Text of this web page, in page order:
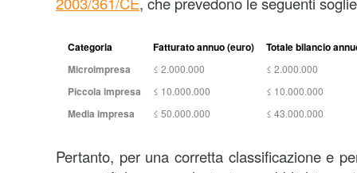
Categoria Fatturato annuo (euro)
Totale bilancio
Microimpresa
≤ 2.000.000 ≤ 2.000.000
Piccola impresa ≤ 10.000.000 ≤ 10.000.000
Media impresa ≤ 50.000.000 ≤ 43.000.000
Pertanto, per una corretta classificazione e